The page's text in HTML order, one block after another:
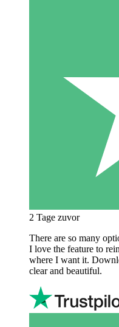
2 Tage zuvor
There are so many
I love the feature to
where I want it.
clear and beautiful.